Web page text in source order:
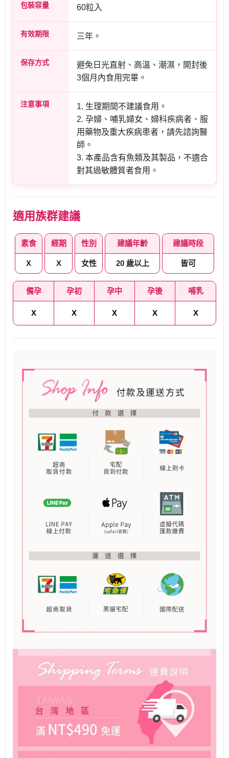
包裝容量 60粒入
有效期限 三年。
保存方式
避免日光直射、高溫、潮濕，開封後
3個月內食用完畢。
注意事項
1. 生理期間不建議食用。
2. 孕婦、哺乳婦女、婦科疾病者、服
用藥物及重大疾病患者，請先諮詢醫
師。
3. 本產品含有魚類及其製品，不適合
對其過敏體質者食用。
適用族群建議
素食
X
經期
X
性別
女性
建議年齡
20 歲以上
建議時段
皆可
備孕 孕初 孕中 孕後 哺乳
X X X X X